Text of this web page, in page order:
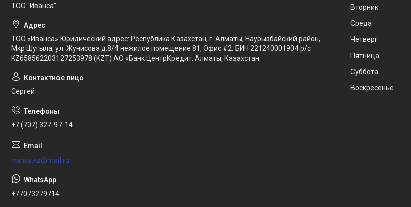
ТОО "Иванса"
ТОО «Иванса» Юридический адрес: Республика Казахстан, г. Алматы, Наурызбайский район,
Мкр Шугыла, ул. Жунисова д.8/4 нежилое помещение 81, Офис #2. БИН 221240001904 р/с
KZ658562203127253978 (KZT) АО «Банк ЦентрКредит, Алматы, Казахстан
Сергей
+7 (707) 327-97-14
ivansa.kz@mail.ru
+77073279714
Вторник
Среда
Четверг
Пятница
Суббота
Воскресенье